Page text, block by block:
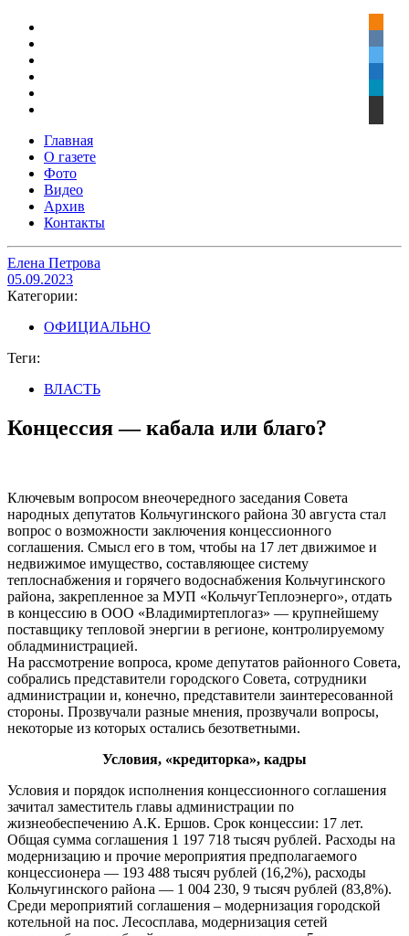
Главная
О газете
Фото
Видео
Архив
Контакты
Елена Петрова
05.09.2023
Категории:
ОФИЦИАЛЬНО
Теги:
ВЛАСТЬ
Концессия — кабала или благо?
Ключевым вопросом внеочередного заседания Совета
народных депутатов Кольчугинского района 30 августа стал
вопрос о возможности заключения концессионного
соглашения. Смысл его в том, чтобы на 17 лет движимое и
недвижимое имущество, составляющее систему
теплоснабжения и горячего водоснабжения Кольчугинского
района, закрепленное за МУП «КольчугТеплоэнерго», отдать
в концессию в ООО «Владимиртеплогаз» — крупнейшему
поставщику тепловой энергии в регионе, контролируемому
обладминистрацией.
На рассмотрение вопроса, кроме депутатов районного Совета,
собрались представители городского Совета, сотрудники
администрации и, конечно, представители заинтересованной
стороны. Прозвучали разные мнения, прозвучали вопросы,
некоторые из которых остались безответными.
Условия, «кредиторка», кадры
Условия и порядок исполнения концессионного соглашения
зачитал заместитель главы администрации по
жизнеобеспечению А.К. Ершов. Срок концессии: 17 лет.
Общая сумма соглашения 1 197 718 тысяч рублей. Расходы на
модернизацию и прочие мероприятия предполагаемого
концессионера — 193 488 тысяч рублей (16,2%), расходы
Кольчугинского района — 1 004 230, 9 тысяч рублей (83,8%).
Среди мероприятий соглашения – модернизация городской
котельной на пос. Лесосплава, модернизация сетей